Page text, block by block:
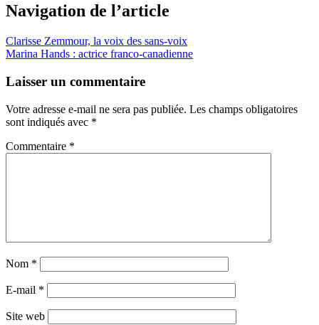
Navigation de l’article
Clarisse Zemmour, la voix des sans-voix
Marina Hands : actrice franco-canadienne
Laisser un commentaire
Votre adresse e-mail ne sera pas publiée. Les champs obligatoires
sont indiqués avec *
Commentaire *
Nom *
E-mail *
Site web